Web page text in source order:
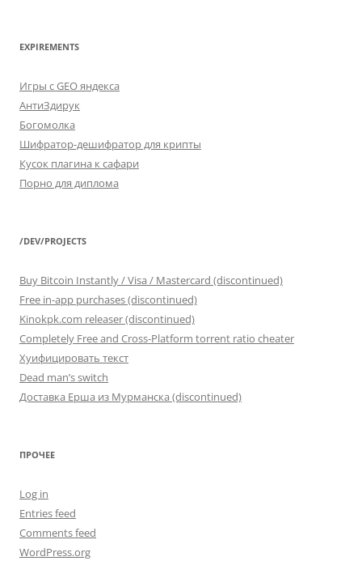
EXPIREMENTS
Игры с GEO яндекса
АнтиЗдирук
Богомолка
Шифратор-дешифратор для крипты
Кусок плагина к сафари
Порно для диплома
/DEV/PROJECTS
Buy Bitcoin Instantly / Visa / Mastercard (discontinued)
Free in-app purchases (discontinued)
Kinokpk.com releaser (discontinued)
Completely Free and Cross-Platform torrent ratio cheater
Хуифицировать текст
Dead man’s switch
Доставка Ерша из Мурманска (discontinued)
ПРОЧЕЕ
Log in
Entries feed
Comments feed
WordPress.org